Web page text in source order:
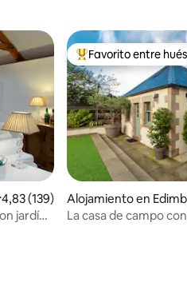
promedio: 4,83 de 5.
4,83 (139)
jardín
Favorito entre los
Favorito entre
Alojamiento en
La casa de campo